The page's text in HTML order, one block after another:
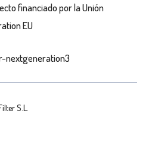
financiado por la Unión
EU
S.L.